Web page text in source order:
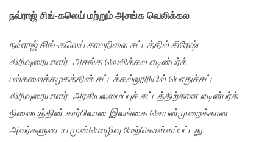
நவ்ராஜ் சிங்-கலெய் மற்றும் அசங்க வெலிக்கல
நவ்ராஜ் சிங்-கலெய் காலநிலை சட்டத்தில் சிரேஷ்ட
விரிவுரையாளர். அசங்க வெலிக்கல எடின்பர்க்
பல்கலைக்கழகத்தின் சட்டக்கல்லூரியில் பொதுச்சட்ட
விரிவுரையாளர். அரசியலமைப்புச் சட்டத்திற்கான எடின்பர்க்
நிலையத்தின் சார்பிலான இலங்கை செயன்முறைக்கான
அவர்களுடைய முன்மொழிவு மேற்கொள்ளப்பட்டது.